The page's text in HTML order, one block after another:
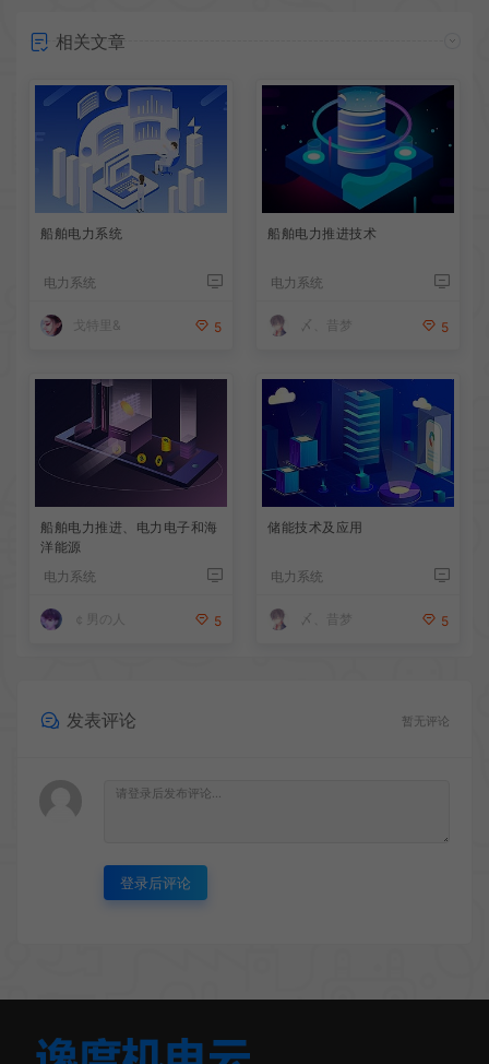
相关文章
船舶电力系统
电力系统
戈特里& 5
船舶电力推进技术
电力系统
〆、昔梦 5
船舶电力推进、电力电子和海
洋能源
电力系统
￠男の人 5
储能技术及应用
电力系统
〆、昔梦 5
发表评论 暂无评论
登录后评论